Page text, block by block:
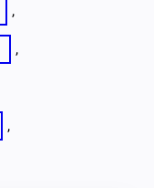
,
,
,